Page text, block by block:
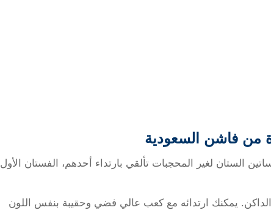
من فاشن السعودية
الستان لغير المحجبات تألقي بارتداء أحدهم، الفستان الأول
يمكنك ارتدائه مع كعب عالي فضي وحقيبة بنفس اللون